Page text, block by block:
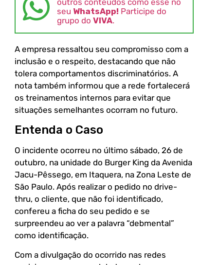
outros conteúdos como esse no
seu WhatsApp! Participe do
grupo do VIVA.
A empresa ressaltou seu compromisso com a
inclusão e o respeito, destacando que não
tolera comportamentos discriminatórios. A
nota também informou que a rede fortalecerá
os treinamentos internos para evitar que
situações semelhantes ocorram no futuro.
Entenda o Caso
O incidente ocorreu no último sábado, 26 de
outubro, na unidade do Burger King da Avenida
Jacu-Pêssego, em Itaquera, na Zona Leste de
São Paulo. Após realizar o pedido no drive-
thru, o cliente, que não foi identificado,
confereu a ficha do seu pedido e se
surpreendeu ao ver a palavra “debmental”
como identificação.
Com a divulgação do ocorrido nas redes